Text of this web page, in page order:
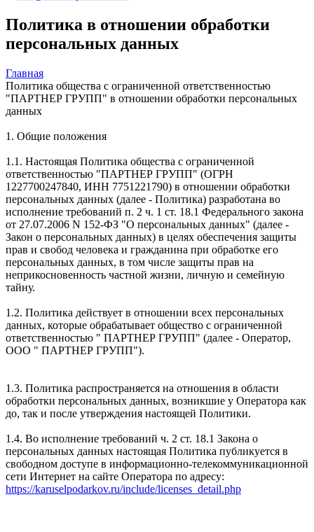
Политика в отношении обработки
персональных данных
Главная
Политика общества с ограниченной ответственностью
"ПАРТНЕР ГРУПП" в отношении обработки персональных
данных
1. Общие положения
1.1. Настоящая Политика общества с ограниченной
ответственностью "ПАРТНЕР ГРУПП" (ОГРН
1227700247840, ИНН 7751221790) в отношении обработки
персональных данных (далее - Политика) разработана во
исполнение требований п. 2 ч. 1 ст. 18.1 Федерального закона
от 27.07.2006 N 152-ФЗ "О персональных данных" (далее -
Закон о персональных данных) в целях обеспечения защиты
прав и свобод человека и гражданина при обработке его
персональных данных, в том числе защиты прав на
неприкосновенность частной жизни, личную и семейную
тайну.
1.2. Политика действует в отношении всех персональных
данных, которые обрабатывает общество с ограниченной
ответственностью " ПАРТНЕР ГРУПП" (далее - Оператор,
ООО " ПАРТНЕР ГРУПП").
1.3. Политика распространяется на отношения в области
обработки персональных данных, возникшие у Оператора как
до, так и после утверждения настоящей Политики.
1.4. Во исполнение требований ч. 2 ст. 18.1 Закона о
персональных данных настоящая Политика публикуется в
свободном доступе в информационно-телекоммуникационной
сети Интернет на сайте Оператора по адресу:
https://karuselpodarkov.ru/include/licenses_detail.php